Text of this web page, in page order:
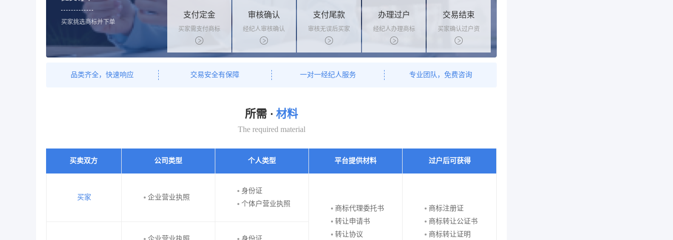
买家挑选商标并下单
支付定金
买家需支付商标
标价的10%的购
买订金
审核确认
经纪人审核确认
商标状态
支付尾款
审核无误后买家
支付尾款，卖家
办理相关手续
办理过户
经纪人办理商标
转让手续，交付
相关证书
交易结束
买家确认过户资
料后，平台解冻
资金支付卖家
品类齐全，快速响应 交易安全有保障 一对一经纪人服务 专业团队，免费咨询
所需 · 材料
The required material
买卖双方 公司类型 个人类型 平台提供材料 过户后可获得
买家 企业营业执照
身份证
个体户营业执照
商标代理委托书
转让申请书
转让协议
商标注册证
商标转让公证书
商标转让证明